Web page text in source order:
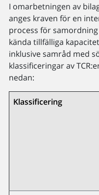
I omarbetningen av
anges kraven för en
process för
kända tillfälliga
inklusive samråd med
klassificeringar av
nedan:
Klassificering